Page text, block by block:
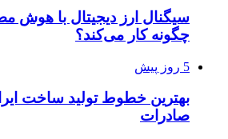
سیگنال ارز دیجیتال با
چگونه کار می‌کند؟
5 روز پیش
بهترین خطوط تولید ساخت
صادرات